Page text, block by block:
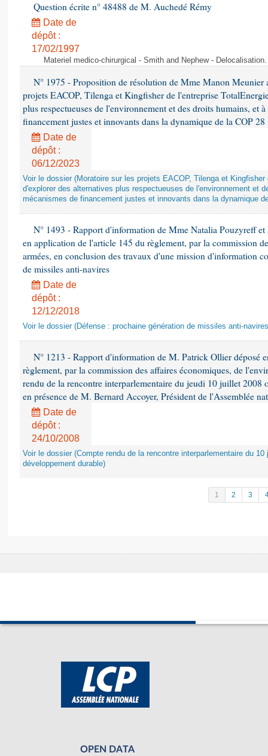
Question écrite n° 48488 de M. Auchedé Rémy
Date de
dépôt :
17/02/1997
Materiel medico-chirurgical - Smith and Nephew -
N° 1975 - Proposition de résolution de Mme Manon Meunier
projets EACOP, Tilenga et Kingfisher de l'entreprise
plus respectueuses de l'environnement et des droits humains, et
financement justes et innovants dans la dynamique de la COP 28
Date de
dépôt :
06/12/2023
Voir le dossier (Moratoire sur les projets EACOP, Tilenga et
d'explorer des alternatives plus respectueuses de l'environnement et
mécanismes de financement justes et innovants dans la dynamique
N° 1493 - Rapport d'information de Mme Natalia Pouzyreff
en application de l'article 145 du règlement, par la commission
armées, en conclusion des travaux d'une mission d'information
de missiles anti-navires
Date de
dépôt :
12/12/2018
Voir le dossier (Défense : prochaine génération de missiles anti-
N° 1213 - Rapport d'information de M. Patrick Ollier déposé
règlement, par la commission des affaires économiques, de
rendu de la rencontre interparlementaire du jeudi 10 juillet 2008
en présence de M. Bernard Accoyer, Président de l'Assemblée
Date de
dépôt :
24/10/2008
Voir le dossier (Compte rendu de la rencontre interparlementaire du
développement durable)
1 2 3
OPEN DATA